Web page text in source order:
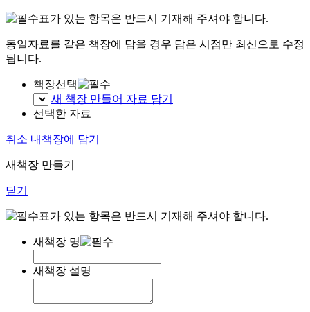
표가 있는 항목은 반드시 기재해 주셔야 합니다.
동일자료를 같은 책장에 담을 경우 담은 시점만 최신으로 수정
됩니다.
책장선택
새 책장 만들어 자료 담기
선택한 자료
취소 내책장에 담기
새책장 만들기
닫기
표가 있는 항목은 반드시 기재해 주셔야 합니다.
새책장 명
새책장 설명